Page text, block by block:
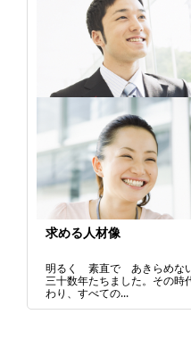
求める人材像
明るく 素直で あきらめな
三十数年たちました。その時
わり、すべての...